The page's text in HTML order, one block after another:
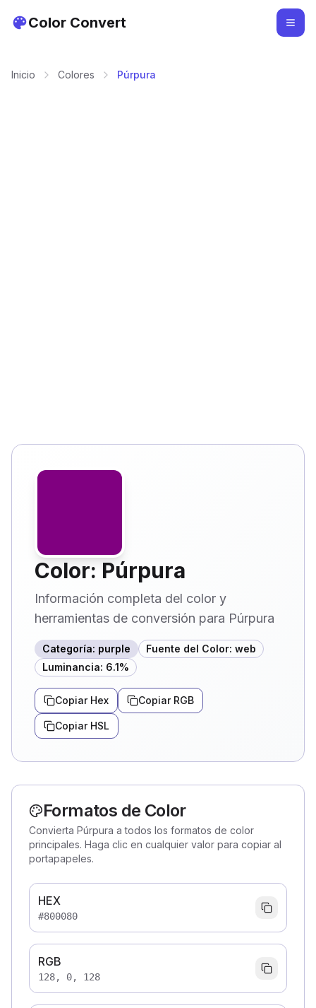
Color Convert
Inicio Colores Púrpura
Color: Púrpura
Información completa del color y
herramientas de conversión para Púrpura
Categoría: purple Fuente del Color: web
Luminancia: 6.1%
Copiar Hex Copiar RGB
Copiar HSL
Formatos de Color
Convierta Púrpura a todos los formatos de color
principales. Haga clic en cualquier valor para copiar al
portapapeles.
HEX
#800080
RGB
128, 0, 128